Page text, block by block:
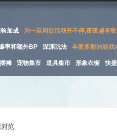
加成 周一至周日活动开不停,夜夜越有歌
率和额外BP 深渊玩法 丰富多彩的游戏
摊 宠物集市 道具集市 形象衣橱 快
览